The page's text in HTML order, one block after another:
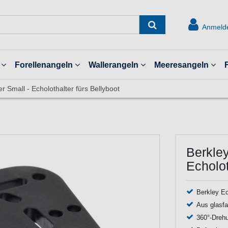
Forellenangeln Wallerangeln Meeresangeln
Small - Echolothalter fürs Bellyboot
Berkley
Aus
360°-